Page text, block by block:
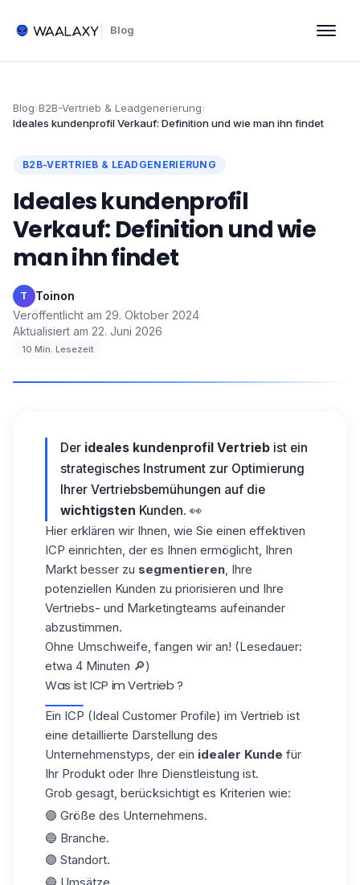
Blog
Blog›B2B-Vertrieb & Leadgenerierung›
Ideales kundenprofil​ Verkauf: Definition und wie man ihn findet
B2B-VERTRIEB & LEADGENERIERUNG
Ideales kundenprofil​
Verkauf: Definition und wie
man ihn findet
T Toinon·
Veröffentlicht am 29. Oktober 2024·
Aktualisiert am 22. Juni 2026
·
10 Min. Lesezeit
Der ideales kundenprofil​ Vertrieb ist ein
strategisches Instrument zur Optimierung
Ihrer Vertriebsbemühungen auf die
wichtigsten Kunden. 👀
Hier erklären wir Ihnen, wie Sie einen effektiven
ICP einrichten, der es Ihnen ermöglicht, Ihren
Markt besser zu segmentieren, Ihre
potenziellen Kunden zu priorisieren und Ihre
Vertriebs- und Marketingteams aufeinander
abzustimmen.
Ohne Umschweife, fangen wir an! (Lesedauer:
etwa 4 Minuten 🔎)
Was ist ICP im Vertrieb ?
Ein ICP (Ideal Customer Profile) im Vertrieb ist
eine detaillierte Darstellung des
Unternehmenstyps, der ein idealer Kunde für
Ihr Produkt oder Ihre Dienstleistung ist.
Grob gesagt, berücksichtigt es Kriterien wie:
🟣 Größe des Unternehmens.
🔵 Branche.
🟣 Standort.